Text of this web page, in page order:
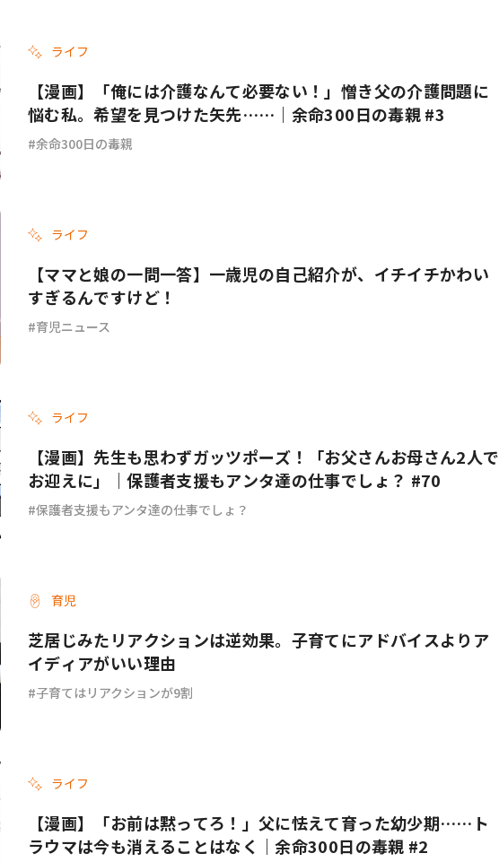
ライフ
【漫画】「俺には介護なんて必要ない！」憎き父の介護問題に
悩む私。希望を見つけた矢先……｜余命300日の毒親 #3
余命300日の毒親
ライフ
【ママと娘の一問一答】一歳児の自己紹介が、イチイチかわい
すぎるんですけど！
育児ニュース
ライフ
【漫画】先生も思わずガッツポーズ！「お父さんお母さん2人で
お迎えに」｜保護者支援もアンタ達の仕事でしょ？ #70
保護者支援もアンタ達の仕事でしょ？
育児
芝居じみたリアクションは逆効果。子育てにアドバイスよりア
イディアがいい理由
子育てはリアクションが9割
ライフ
【漫画】「お前は黙ってろ！」父に怯えて育った幼少期……ト
ラウマは今も消えることはなく｜余命300日の毒親 #2